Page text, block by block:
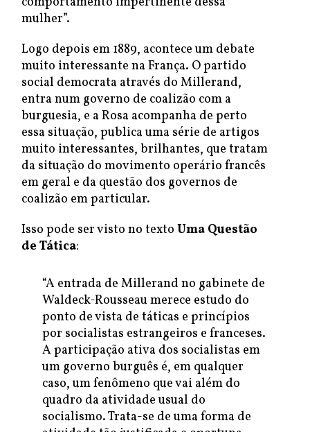
mulher”.
Logo depois em 1889, acontece um debate
muito interessante na França. O partido
social democrata através do Millerand,
entra num governo de coalizão com a
burguesia, e a Rosa acompanha de perto
essa situação, publica uma série de artigos
muito interessantes, brilhantes, que tratam
da situação do movimento operário francês
em geral e da questão dos governos de
coalizão em particular.
Isso pode ser visto no texto Uma Questão
de Tática:
“A entrada de Millerand no gabinete de
Waldeck-Rousseau merece estudo do
ponto de vista de táticas e princípios
por socialistas estrangeiros e franceses.
A participação ativa dos socialistas em
um governo burguês é, em qualquer
caso, um fenômeno que vai além do
quadro da atividade usual do
socialismo. Trata-se de uma forma de